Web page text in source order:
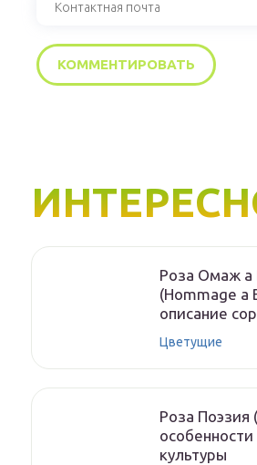
Роза Омаж а
(Hommage a
описание
Цветущие
Роза
особенности
культуры